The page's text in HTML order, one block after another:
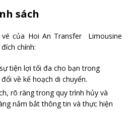
sách
của Hoi An Transfer Limousine
chính:
tiện lợi tối đa cho bạn trong
về kế hoạch di chuyển.
rõ ràng trong quy trình hủy và
nắm bắt thông tin và thực hiện